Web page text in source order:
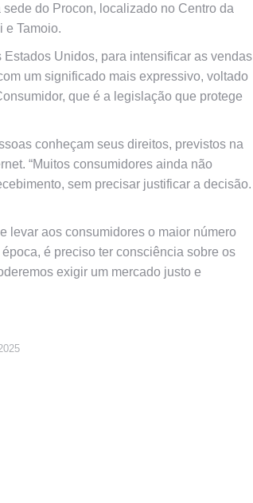
do Procon, localizado no Centro da
e Tamoio.
Unidos, para intensificar as vendas
um significado mais expressivo, voltado
que é a legislação que protege
conheçam seus direitos, previstos na
“Muitos consumidores ainda não
sem precisar justificar a decisão.
levar aos consumidores o maior número
é preciso ter consciência sobre os
exigir um mercado justo e